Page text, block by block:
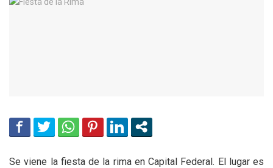
Se viene la fiesta de la rima en Capital Federal. El lugar es